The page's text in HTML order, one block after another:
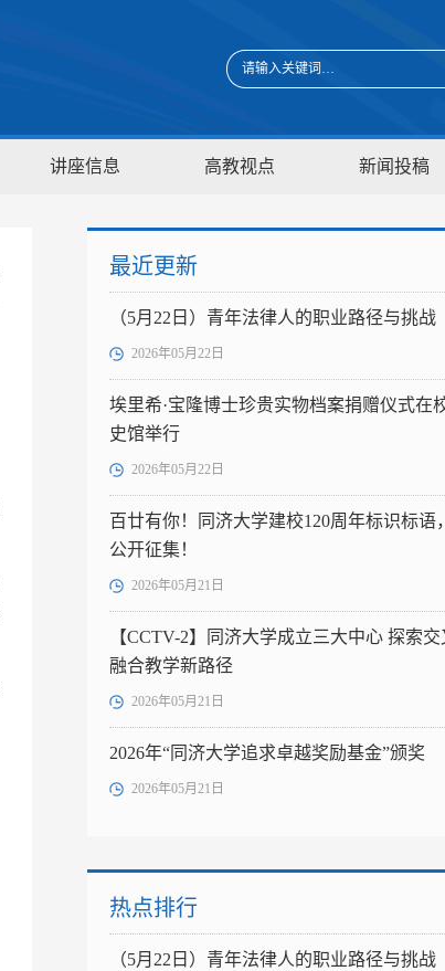
讲座信息 高教视点 新闻投稿
最近更新
（5月22日）青年法律人的职业路径与挑战
2026年05月22日
埃里希·宝隆博士珍贵实物档案捐赠仪式在
史馆举行
2026年05月22日
百廿有你！同济大学建校120周年标识标语
公开征集！
2026年05月21日
【CCTV-2】同济大学成立三大中心 探索交
融合教学新路径
2026年05月21日
2026年“同济大学追求卓越奖励基金”颁奖
2026年05月21日
热点排行
（5月22日）青年法律人的职业路径与挑战